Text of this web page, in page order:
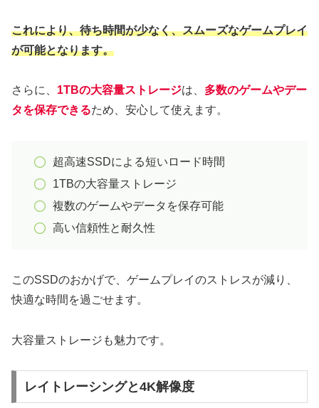
これにより、待ち時間が少なく、スムーズなゲームプレイ
が可能となります。
さらに、 1TBの大容量ストレージは、 多数のゲームやデー
タを保存できるため、安心して使えます。
超高速SSDによる短いロード時間
1TBの大容量ストレージ
複数のゲームやデータを保存可能
高い信頼性と耐久性
このSSDのおかげで、ゲームプレイのストレスが減り、
快適な時間を過ごせます。
大容量ストレージも魅力です。
レイトレーシングと4K解像度